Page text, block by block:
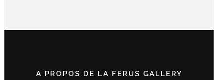
A PROPOS DE LA FERUS GALLERY